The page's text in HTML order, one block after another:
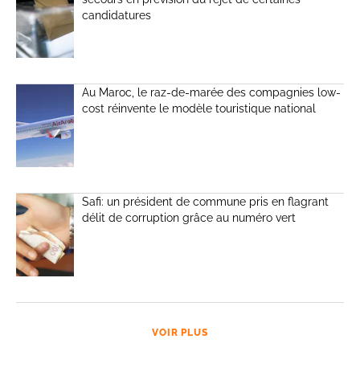
candidatures
Au Maroc, le raz-de-marée des compagnies low-
cost réinvente le modèle touristique national
Safi: un président de commune pris en flagrant
délit de corruption grâce au numéro vert
VOIR PLUS